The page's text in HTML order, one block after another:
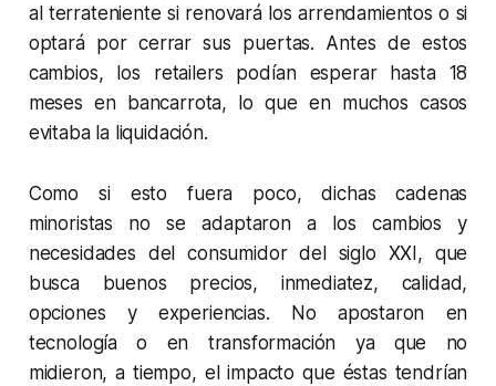
al terrateniente si renovará los arrendamientos o si
optará por cerrar sus puertas. Antes de estos
cambios, los retailers podían esperar hasta 18
meses en bancarrota, lo que en muchos casos
evitaba la liquidación.
Como si esto fuera poco, dichas cadenas
minoristas no se adaptaron a los cambios y
necesidades del consumidor del siglo XXI, que
busca buenos precios, inmediatez, calidad,
opciones y experiencias. No apostaron en
tecnología o en transformación ya que no
midieron, a tiempo, el impacto que éstas tendrían